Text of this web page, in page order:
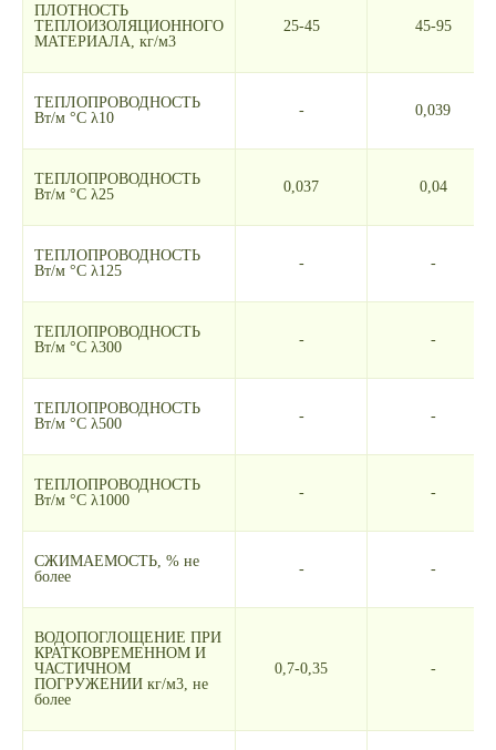
ПЛОТНОСТЬ
ТЕПЛОИЗОЛЯЦИОННОГО
МАТЕРИАЛА, кг/м3
25-45 45-95
ТЕПЛОПРОВОДНОСТЬ
Вт/м °С λ10
- 0,039
ТЕПЛОПРОВОДНОСТЬ
Вт/м °С λ25
0,037 0,04
ТЕПЛОПРОВОДНОСТЬ
Вт/м °С λ125
- -
ТЕПЛОПРОВОДНОСТЬ
Вт/м °С λ300
- -
ТЕПЛОПРОВОДНОСТЬ
Вт/м °С λ500
- -
ТЕПЛОПРОВОДНОСТЬ
Вт/м °С λ1000
- -
СЖИМАЕМОСТЬ, % не
более
- -
ВОДОПОГЛОЩЕНИЕ ПРИ
КРАТКОВРЕМЕННОМ И
ЧАСТИЧНОМ
ПОГРУЖЕНИИ кг/м3, не
более
0,7-0,35 -